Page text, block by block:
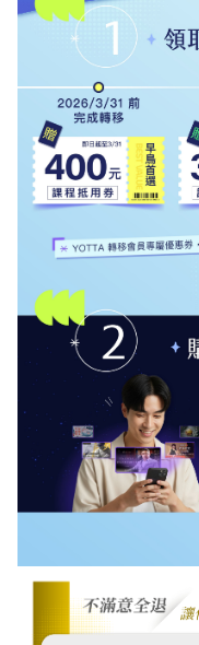
PPA「安心學」試學
篇內（含），不滿意
決定」的保障，助你